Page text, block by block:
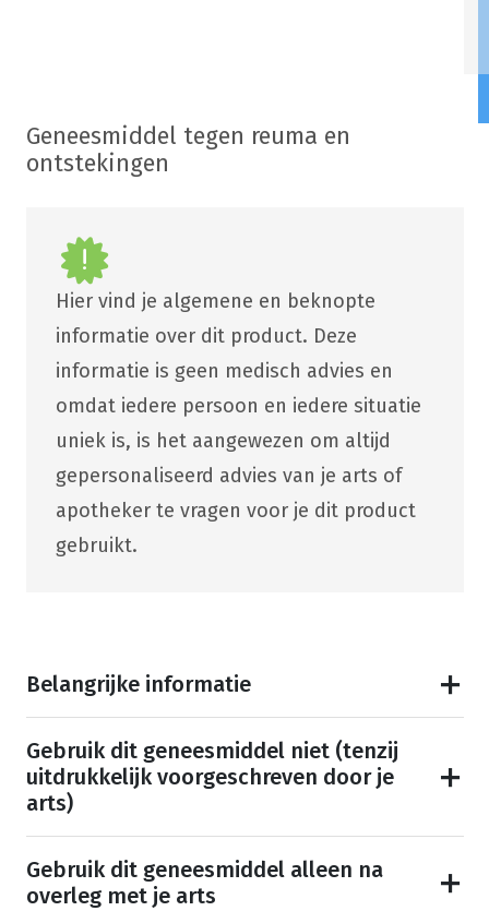
Geneesmiddel tegen reuma en
ontstekingen
Hier vind je algemene en beknopte
informatie over dit product. Deze
informatie is geen medisch advies en
omdat iedere persoon en iedere situatie
uniek is, is het aangewezen om altijd
gepersonaliseerd advies van je arts of
apotheker te vragen voor je dit product
gebruikt.
Belangrijke informatie
Gebruik dit geneesmiddel niet (tenzij
uitdrukkelijk voorgeschreven door je
arts)
Gebruik dit geneesmiddel alleen na
overleg met je arts